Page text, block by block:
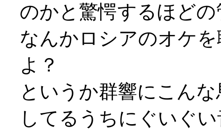
のかと驚愕するほど
なんかロシアのオケ
よ？
というか群響にこん
してるうちにぐいぐ